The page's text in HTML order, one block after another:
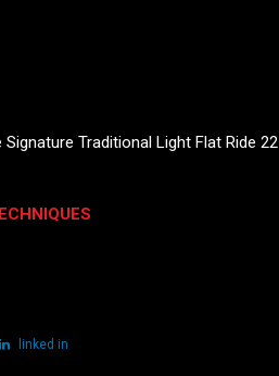
Signature Traditional Light Flat Ride 22
linked in